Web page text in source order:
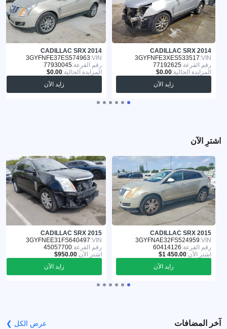
CADILLAC SRX 2014
VIN:
3GYFNFE3XES533517
رقم القرعة:77192625
المزايدة الحالية:
زايد الآن
CADILLAC SRX 2014
VIN:
3GYFNFE37ES574963
رقم القرعة:77930045
المزايدة الحالية:
زايد الآن
اشترِ الآن
CADILLAC SRX 2015
VIN:
3GYFNAE32FS524959
رقم القرعة:60414126
اشترِ الآن:
زايد الآن
CADILLAC SRX 2015
VIN:
3GYFNEE31FS640497
رقم القرعة:45057700
اشترِ الآن:
زايد الآن
آخر المضافات عرض الكل ❯